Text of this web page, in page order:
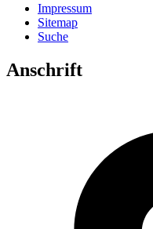
Impressum
Sitemap
Suche
Anschrift